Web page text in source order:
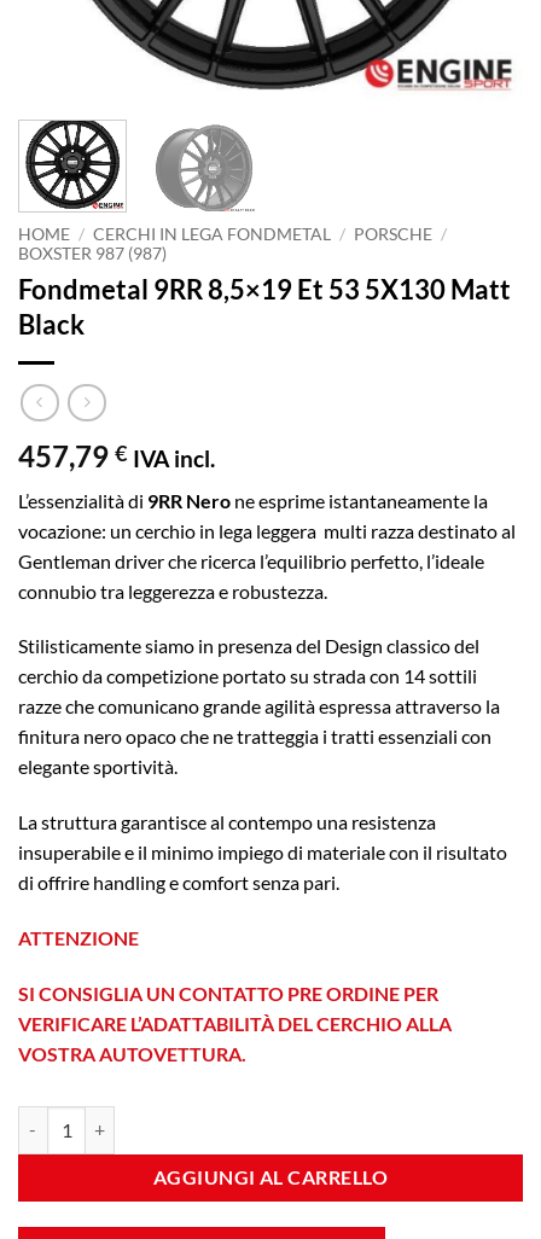
HOME / CERCHI IN LEGA FONDMETAL / PORSCHE /
BOXSTER 987 (987)
Fondmetal 9RR 8,5×19 Et 53 5X130 Matt
Black
457,79 € IVA incl.
L’essenzialità di 9RR Nero ne esprime istantaneamente la
vocazione: un cerchio in lega leggera multi razza destinato al
Gentleman driver che ricerca l’equilibrio perfetto, l’ideale
connubio tra leggerezza e robustezza.
Stilisticamente siamo in presenza del Design classico del
cerchio da competizione portato su strada con 14 sottili
razze che comunicano grande agilità espressa attraverso la
finitura nero opaco che ne tratteggia i tratti essenziali con
elegante sportività.
La struttura garantisce al contempo una resistenza
insuperabile e il minimo impiego di materiale con il risultato
di offrire handling e comfort senza pari.
ATTENZIONE
SI CONSIGLIA UN CONTATTO PRE ORDINE PER
VERIFICARE L’ADATTABILITÀ DEL CERCHIO ALLA
VOSTRA AUTOVETTURA.
AGGIUNGI AL CARRELLO